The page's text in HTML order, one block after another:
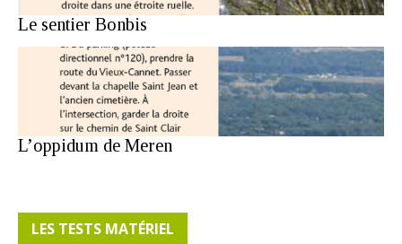
Le sentier Bonbis
L’oppidum de Meren
LES TESTS MATÉRIEL